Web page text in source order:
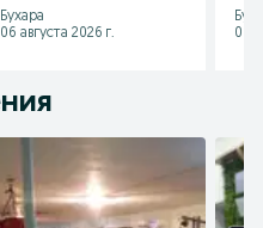
Бухара
06 августа 2026 г.
06